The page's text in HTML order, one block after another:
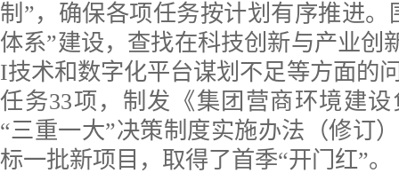
制”，确保各项任务按计划有序推进。
体系”建设，查找在科技创新与产业创
I技术和数字化平台谋划不足等方面的
任务33项，制发《集团营商环境建
“三重一大”决策制度实施办法（修订
标一批新项目，取得了首季“开门红”。